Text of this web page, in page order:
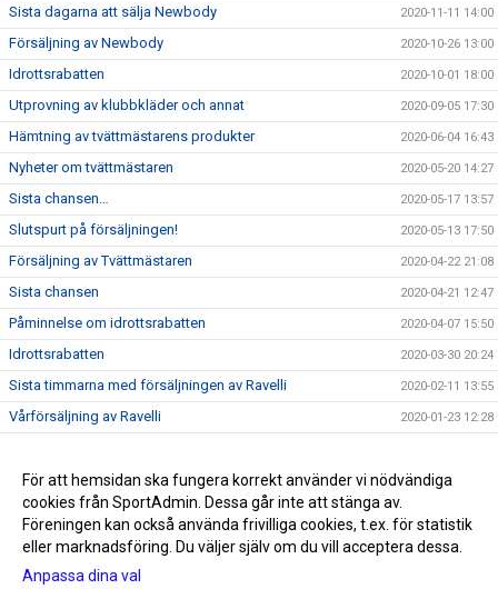
Sista dagarna att sälja Newbody 2020-11-11 14:00
Försäljning av Newbody 2020-10-26 13:00
Idrottsrabatten 2020-10-01 18:00
Utprovning av klubbkläder och annat 2020-09-05 17:30
Hämtning av tvättmästarens produkter 2020-06-04 16:43
Nyheter om tvättmästaren 2020-05-20 14:27
Sista chansen… 2020-05-17 13:57
Slutspurt på försäljningen! 2020-05-13 17:50
Försäljning av Tvättmästaren 2020-04-22 21:08
Sista chansen 2020-04-21 12:47
Påminnelse om idrottsrabatten 2020-04-07 15:50
Idrottsrabatten 2020-03-30 20:24
Sista timmarna med försäljningen av Ravelli 2020-02-11 13:55
Vårförsäljning av Ravelli 2020-01-23 12:28
KLUBBMÄSTERSKAP 2019 2019-12-02 10:00
Snart är det dags för jullov! 2019-11-28 09:45
För att hemsidan ska fungera korrekt använder vi nödvändiga
cookies från SportAdmin. Dessa går inte att stänga av.
Föreningen kan också använda frivilliga cookies, t.ex. för statistik
eller marknadsföring. Du väljer själv om du vill acceptera dessa.
Anpassa dina val